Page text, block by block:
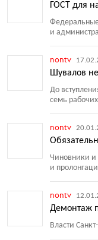
ГОСТ для
Федеральные
и
nontv
Шувалов
До
семь
nontv
Чиновники и
и
nontv
Демонтаж
Власти